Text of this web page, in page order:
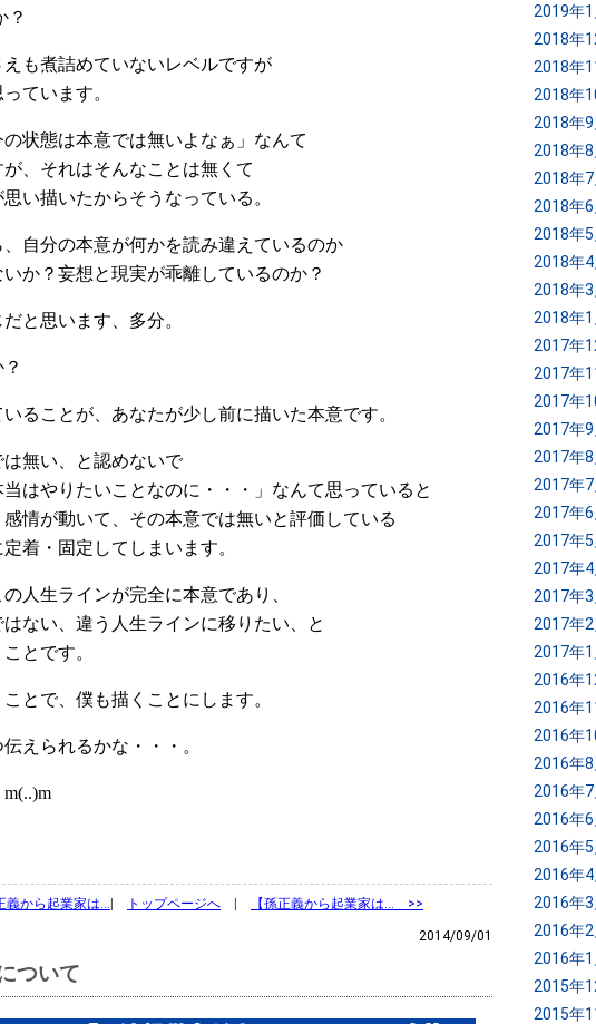
？
も煮詰めていないレベルですが
ています。
状態は本意では無いよなぁ」なんて
、それはそんなことは無くて
い描いたからそうなっている。
自分の本意が何かを読み違えているのか
か？妄想と現実が乖離しているのか？
と思います、多分。
ることが、あなたが少し前に描いた本意です。
無い、と認めないで
はやりたいことなのに・・・」なんて思っていると
情が動いて、その本意では無いと評価している
着・固定してしまいます。
人生ラインが完全に本意であり、
ない、違う人生ラインに移りたい、と
とです。
とで、僕も描くことにします。
えられるかな・・・。
義から起業家は… | トップページへ | 【孫正義から起業家は… >>
2014/09/01
ついて
2019年
2018年
2018年
2018年
2018年
2018年
2018年
2018年
2018年
2018年
2018年
2018年
2017年
2017年
2017年
2017年
2017年
2017年
2017年
2017年
2017年
2017年
2017年
2017年
2016年
2016年
2016年
2016年
2016年
2016年
2016年
2016年
2016年
2016年
2016年
2015年
2015年